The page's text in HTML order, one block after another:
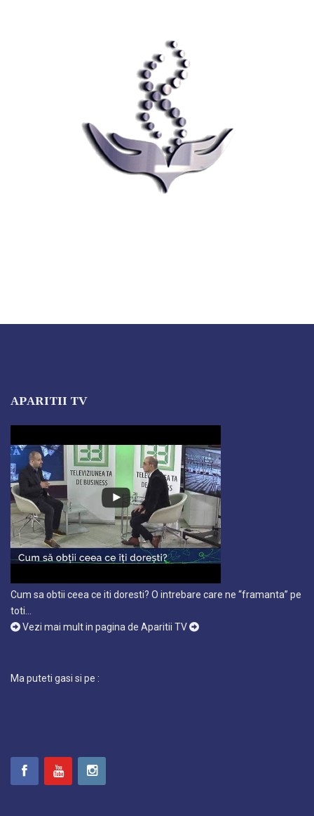
APARITII TV
Cum sa obtii ceea ce iti doresti? O intrebare care ne “framanta” pe
toti…
Vezi mai mult in pagina de Aparitii TV
Ma puteti gasi si pe :